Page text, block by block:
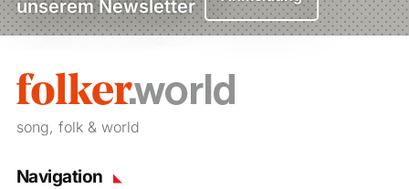
unserem Newsletter
song, folk & world
Navigation